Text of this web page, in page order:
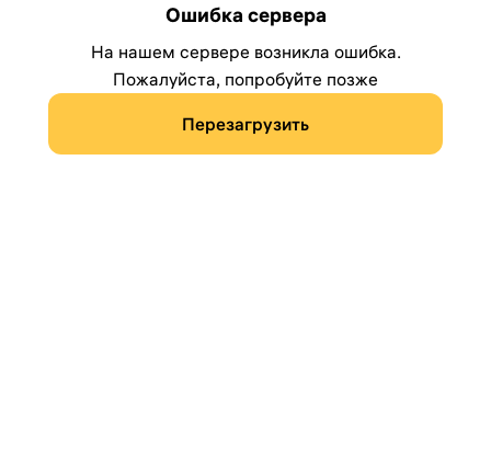
Ошибка сервера
На нашем сервере возникла ошибка.
Пожалуйста, попробуйте позже
Перезагрузить